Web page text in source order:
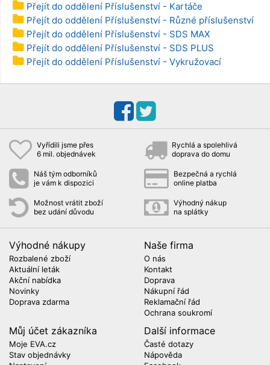
Přejít do oddělení Příslušenství - Kartáče
Přejít do oddělení Příslušenství - Různé příslušenství
Přejít do oddělení Příslušenství - SDS MAX
Přejít do oddělení Příslušenství - SDS PLUS
Přejít do oddělení Příslušenství - Vykružovací
Vyřídili jsme přes
6 mil. objednávek
Rychlá a spolehlivá
doprava do domu
Náš tým odborníků
je vám k dispozici
Bezpečná a rychlá
online platba
Možnost vrátit zboží
bez udání důvodu
Výhodný nákup
na splátky
Výhodné nákupy
Rozbalené zboží
Aktuální leták
Akční nabídka
Novinky
Doprava zdarma
Naše firma
O nás
Kontakt
Doprava
Nákupní řád
Reklamační řád
Ochrana soukromí
Můj účet zákazníka
Moje EVA.cz
Stav objednávky
Další informace
Časté dotazy
Nápověda